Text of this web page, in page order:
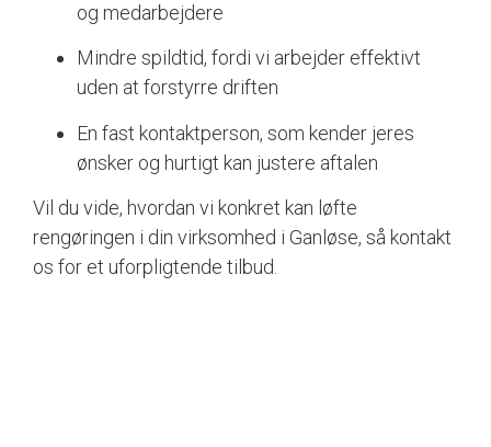
og medarbejdere
Mindre spildtid, fordi vi arbejder effektivt
uden at forstyrre driften
En fast kontaktperson, som kender jeres
ønsker og hurtigt kan justere aftalen
Vil du vide, hvordan vi konkret kan løfte
rengøringen i din virksomhed i Ganløse, så kontakt
os for et uforpligtende tilbud.